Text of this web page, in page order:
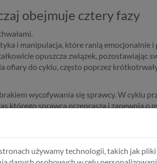
obejmuje cztery fazy
i manipulacja, które ranią emocjonalnie i
opuszcza związek, pozostawiając
ofiary do cyklu, często poprzez
wycofywania się sprawcy. W cyklu
którego sprawca przeprasza i zapewnia o
używamy technologii, takich jak